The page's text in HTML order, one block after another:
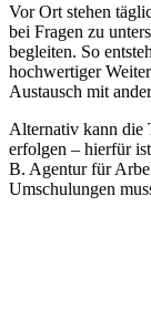
Vor Ort stehen
bei Fragen zu
begleiten. So
hochwertiger
Austausch mit
Alternativ kann die
erfolgen – hierfür
B. Agentur für
Umschulungen